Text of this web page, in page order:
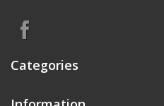
Categories